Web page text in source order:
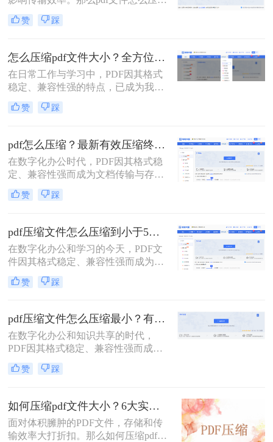
大小呢？本文将系统介绍5种主流压
缩方法，助你精准平衡文件体积与质
赞 踩
怎么压缩pdf文件大小？全方位高效压缩方法终极指南！
在日常工作与学习中，PDF因其格式
稳定、兼容性强的特点，已成为我们
分享文档、报告和论文的首选格式。
然而，过大的PDF文件常常会带来诸
度、占用大量存储空间，甚至可能超
出某些平台的上传限制。因此，掌握
怎么压缩pdf文件大小的技能显得至关
重要。
赞 踩
pdf怎么压缩？最新有效压缩终极指南！
在数字化办公时代，PDF因其格式稳
定、兼容性强而成为文档传输与存档
的首选。然而，高分辨率图片、嵌入
字体和多媒体内容也使得PDF文件体
送、云端存储和即时分享带来了巨大
困扰。如何高效、无损（或视觉无
损）地压缩PDF，成为一个普遍需
求。那么pdf怎么压缩呢？
赞 踩
pdf压缩文件怎么压缩到小于5M？4种压缩方法终极指南！
在数字化办公和学习的今天，PDF文
件因其格式稳定、兼容性强而成为我
们日常传输文档的首选。然而，我们
常常会遇到一个令人头疼的问题：一
清图片、复杂图表或嵌入字体而体积
庞大，动辄几十兆甚至上百兆。无论
是通过电子邮件发送（通常有附件大
小限制）、上传至学习平台还是提交
至企业系统，文件大小限制（如常见
的5MB）往往是一道难以逾越的关
5M呢？
赞 踩
pdf压缩文件怎么压缩最小？有效压缩方法终极指南！
在数字化办公和知识共享的时代，
PDF因其格式稳定、兼容性强而成为
文档传输的首选。然而，庞大的PDF
文件时常为我们带来困扰：邮箱附件
下载耗时、设备存储空间告急。pdf压
缩文件怎么压缩最小，成为许多人迫
切需要的技能。
赞 踩
如何压缩pdf文件大小？6大实用压缩方案深度解析！
面对体积臃肿的PDF文件，存储和传
输效率大打折扣。那么如何压缩pdf文